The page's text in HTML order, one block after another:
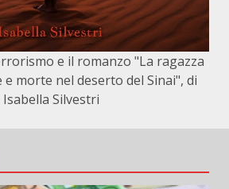
e il romanzo "La ragazza
morte nel deserto del Sinai", di
Isabella Silvestri